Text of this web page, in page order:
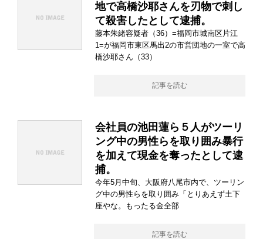
地で高橋沙耶さんを刃物で刺し
て殺害したとして逮捕。
藤本朱緒容疑者（36）=福岡市城南区片江
1=が福岡市東区馬出2の市営団地の一室で高
橋沙耶さん（33）
記事を読む
会社員の池田蓮ら５人がツーリ
ング中の男性らを取り囲み暴行
を加えて現金を奪ったとして逮
捕。
今年5月中旬、大阪府八尾市内で、ツーリン
グ中の男性らを取り囲み「とりあえず土下
座やな。もったる金全部
記事を読む